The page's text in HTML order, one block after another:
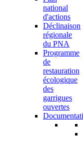
national
d'actions
Déclinaison
régionale
du PNA
Programme
de
restauration
écologique
des
garrigues
ouvertes